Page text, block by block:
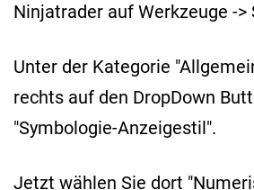
Ninjatrader auf Werkzeuge ->
Unter der Kategorie
rechts auf den DropDown
"Symbologie-Anzeigestil".
Jetzt wählen Sie dort